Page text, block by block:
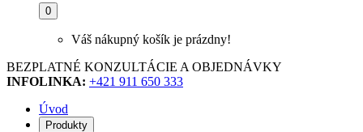
0
Váš nákupný košík je prázdny!
BEZPLATNÉ KONZULTÁCIE A OBJEDNÁVKY
INFOLINKA: +421 911 650 333
Úvod
Produkty